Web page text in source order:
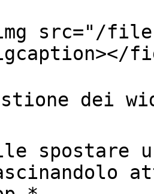
src="/files/
dei
spostare